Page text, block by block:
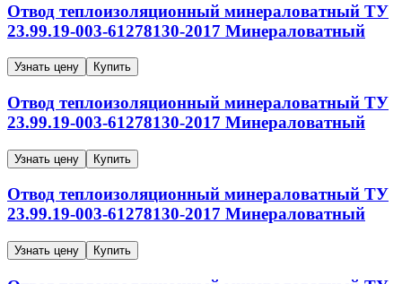
Отвод теплоизоляционный минераловатный ТУ
23.99.19-003-61278130-2017 Минераловатный
Узнать цену Купить
Отвод теплоизоляционный минераловатный ТУ
23.99.19-003-61278130-2017 Минераловатный
Узнать цену Купить
Отвод теплоизоляционный минераловатный ТУ
23.99.19-003-61278130-2017 Минераловатный
Узнать цену Купить